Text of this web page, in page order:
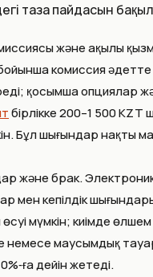
таза пайдасын
және ақылы
комиссия әдетте
қосымша опциялар
бірлікке 200–1 500
Бұл шығындар нақты
және брак.
мен кепілдік
өсуі мүмкін; киімде
немесе маусымдық
дейін жетеді.